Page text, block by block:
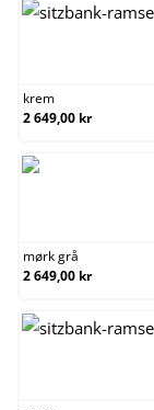
krem
2 649,00 kr
mørk grå
2 649,00 kr